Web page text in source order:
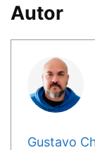
Autor
Gustavo